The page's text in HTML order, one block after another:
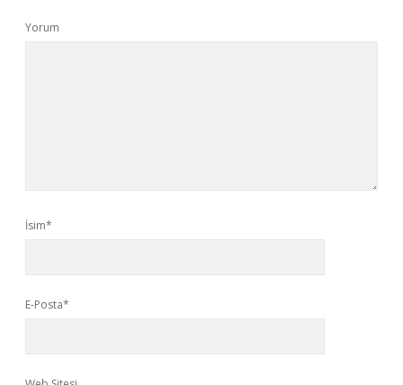
Yorum
İsim*
E-Posta*